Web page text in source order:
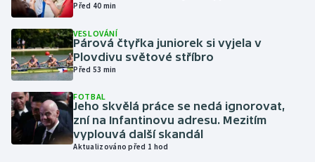
Házená
Jezdectví
Judo
Krasobruslení
Před 40 min
VESLOVÁNÍ
Párová čtyřka juniorek si vyjela v
Plovdivu světové stříbro
Před 53 min
FOTBAL
Jeho skvělá práce se nedá ignorovat,
zní na Infantinovu adresu. Mezitím
vyplouvá další skandál
Aktualizováno před 1 hod